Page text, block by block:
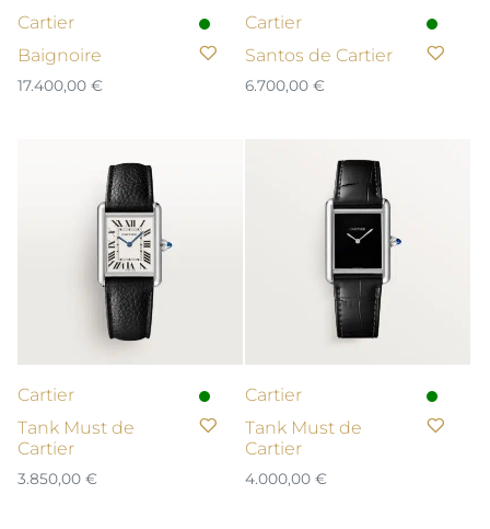
Cartier
Baignoire
17.400,00 €
Cartier
Santos de Cartier
6.700,00 €
Cartier
Tank Must de
Cartier
3.850,00 €
Cartier
Tank Must de
Cartier
4.000,00 €